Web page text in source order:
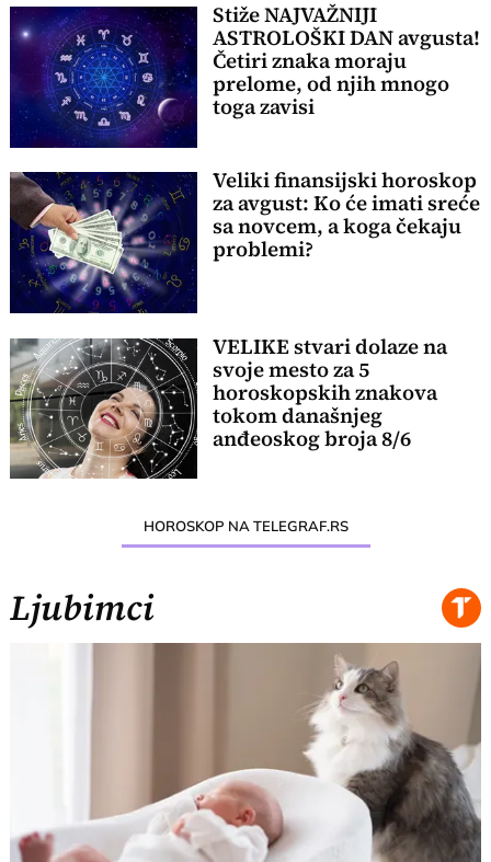
Stiže NAJVAŽNIJI
ASTROLOŠKI DAN avgusta!
Četiri znaka moraju
prelome, od njih mnogo
toga zavisi
Veliki finansijski horoskop
za avgust: Ko će imati sreće
sa novcem, a koga čekaju
problemi?
VELIKE stvari dolaze na
svoje mesto za 5
horoskopskih znakova
tokom današnjeg
anđeoskog broja 8/6
HOROSKOP NA TELEGRAF.RS
Ljubimci